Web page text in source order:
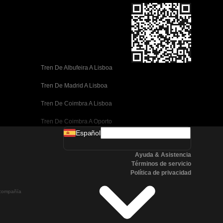
Tren De Albufeira A Lisboa
Tren De Madrid A Lisboa
Tren De Coimbra A Lisboa
Tren De Coimbra A Oporto
Tren De Valencia A Barcelona
Tren De Málaga A Madrid
Español
Ayuda & Asistencia
Términos de servicio
Política de privacidad